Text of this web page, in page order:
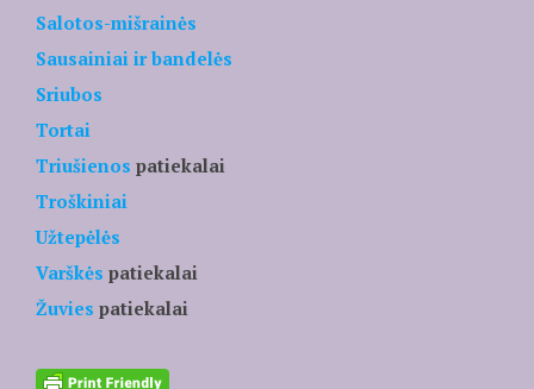
Salotos-mišrainės
Sausainiai ir bandelės
Sriubos
Tortai
Triušienos patiekalai
Troškiniai
Užtepėlės
Varškės patiekalai
Žuvies patiekalai